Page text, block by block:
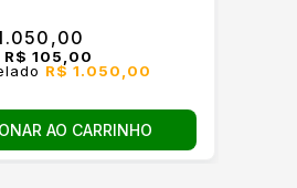
R$ 105,00
R$ 1.050,00
AO CARRINHO